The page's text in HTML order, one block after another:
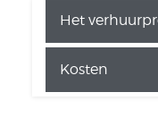
Het
Kosten